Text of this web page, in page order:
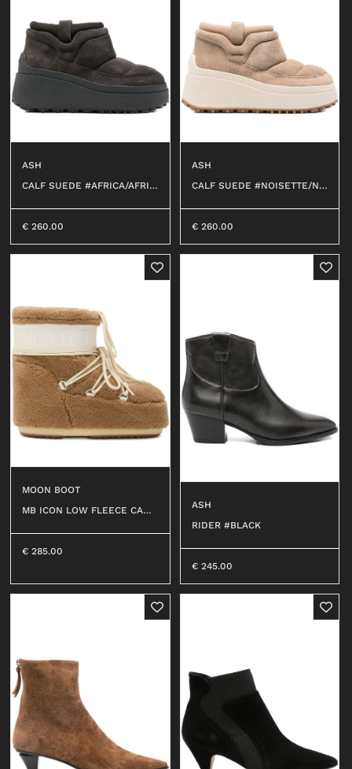
ASH
CALF SUEDE #AFRICA/AFRIC
€ 260.00
ASH
CALF SUEDE #NOISETTE/NO
€ 260.00
MOON BOOT
MB ICON LOW FLEECE CAME
€ 285.00
ASH
RIDER #BLACK
€ 245.00